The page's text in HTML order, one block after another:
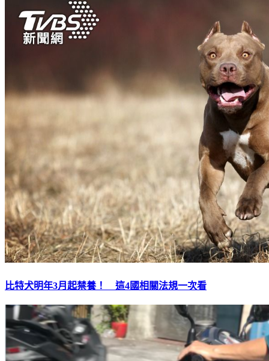
比特犬明年3月起禁養！ 這4國相關法規一次看